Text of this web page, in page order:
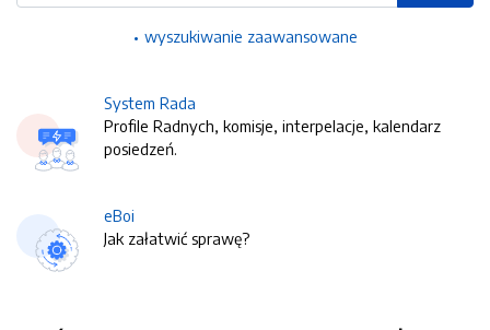
wyszukiwanie zaawansowane
System Rada
Profile Radnych, komisje, interpelacje, kalendarz
posiedzeń.
eBoi
Jak załatwić sprawę?